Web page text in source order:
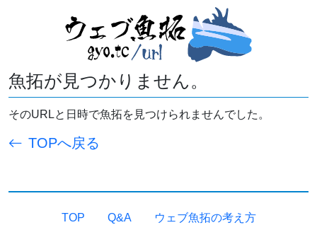
魚拓が見つかりません。
そのURLと日時で魚拓を見つけられませんでした。
TOPへ戻る
TOP Q&A ウェブ魚拓の考え方